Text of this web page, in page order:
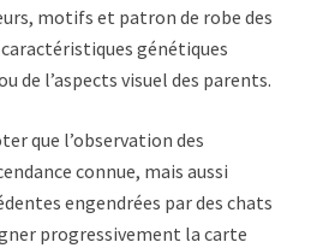
motifs et patron de robe des
génétiques
de l’aspects visuel des parents.
que l’observation des
connue, mais aussi
engendrées par des chats
progressivement la carte